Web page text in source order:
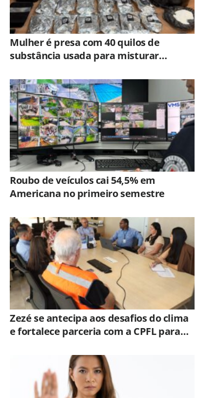
Mulher é presa com 40 quilos de
substância usada para misturar
Piracicaba
Roubo de veículos cai 54,5% em
Americana no primeiro semestre
Zezé se antecipa aos desafios do clima
e fortalece parceria com a CPFL para